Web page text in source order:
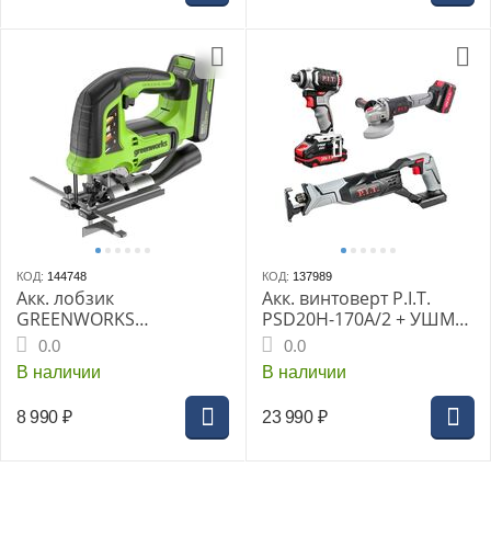
КОД: 144748
Акк. лобзик
GREENWORKS
GD24JS120, б/щет, 120
мм, 0-3500 об/мин, 4-ст.
маятник, LED, 1х2 Ач, ЗУ,
0.0
В наличии
8 990 ₽
КОД: 137989
Акк. винтоверт P.I.T.
PSD20H-170A/2 + УШМ
PWS20H-125A/1, +
подарок PSA20H-115A
0.0
В наличии
23 990 ₽